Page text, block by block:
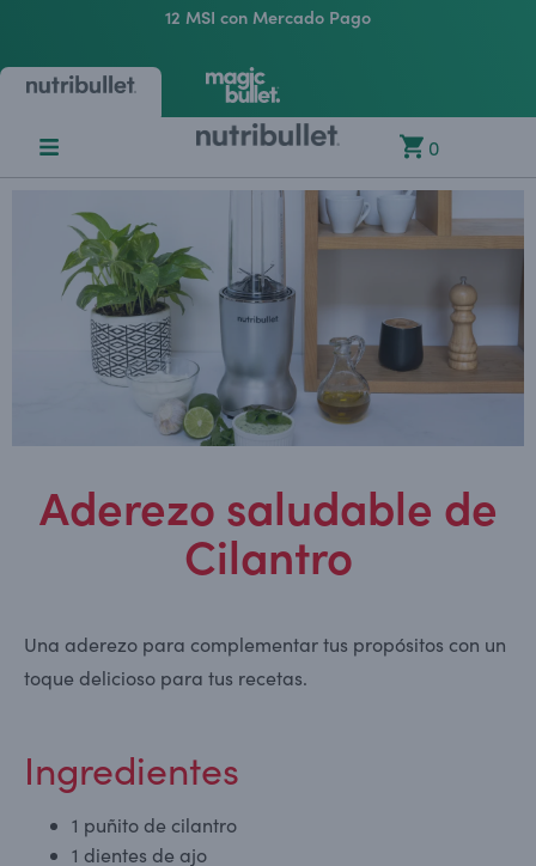
12 MSI con Mercado Pago
0
Aderezo saludable de
Cilantro
Una aderezo para complementar tus propósitos con un
toque delicioso para tus recetas.
Ingredientes
1 puñito de cilantro
1 dientes de ajo